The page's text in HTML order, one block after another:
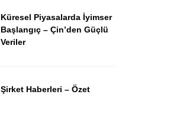
Spor
Kripto
Küresel Piyasalarda İyimser
Başlangıç – Çin’den Güçlü
Veriler
Şirket Haberleri – Özet